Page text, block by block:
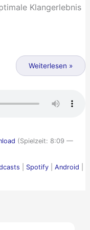
Klangerlebnis
Weiterlesen »
(Spielzeit: 8:09 —
Spotify| Android